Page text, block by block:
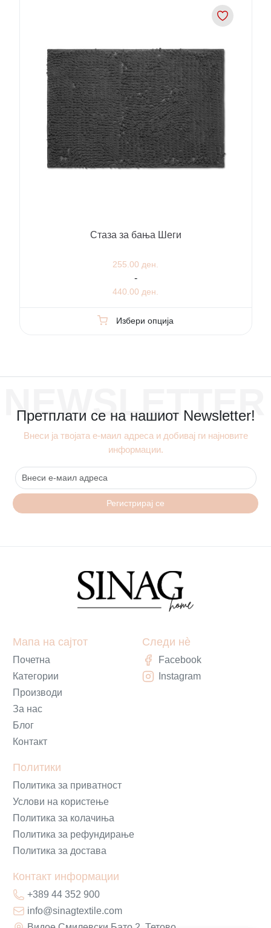
Стаза за бања Шеги
255.00 ден.
-
440.00 ден.
Избери опција
NEWSLETTER
Претплати се на нашиот Newsletter!
Внеси ја твојата е-маил адреса и добивај ги најновите
информации.
Регистрирај се
Мапа на сајтот
Почетна
Категории
Производи
За нас
Блог
Контакт
Политики
Политика за приватност
Услови на користење
Политика за колачиња
Политика за рефундирање
Политика за достава
Контакт информации
+389 44 352 900
info@sinagtextile.com
Следи нè
Facebook
Instagram